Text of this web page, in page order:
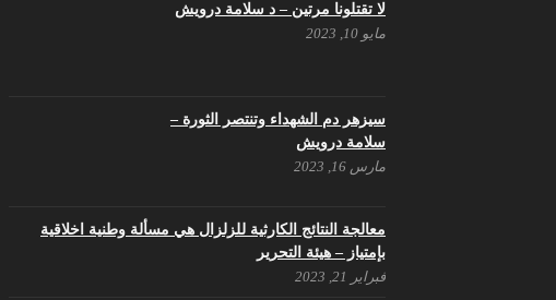
لا تقتلونا مرتين – د سلامة درويش
مايو 10, 2023
سيزهر دم الشهداء وتنتصر الثورة –
سلامة درويش
مارس 16, 2023
معالجة النتائج الكارثية للزلزال هي مسألة وطنية اخلاقية
بإمتياز – هيئة التحرير
فبراير 21, 2023